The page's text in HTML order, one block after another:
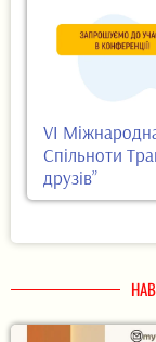
VI
Спільноти
друзів”